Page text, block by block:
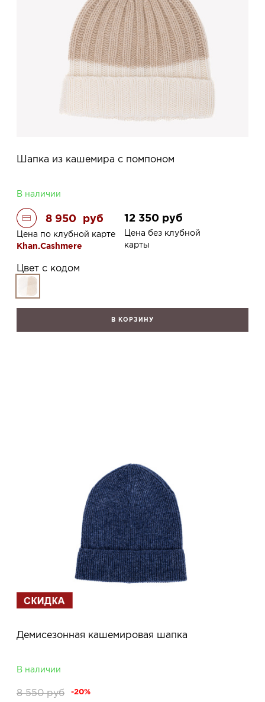
Шапка из кашемира с помпоном
В наличии
8 950 руб
Цена по клубной карте
Khan.Cashmere
12 350 руб
Цена без клубной
карты
Цвет с кодом
В КОРЗИНУ
Демисезонная кашемировая шапка
В наличии
8 550 руб -20%